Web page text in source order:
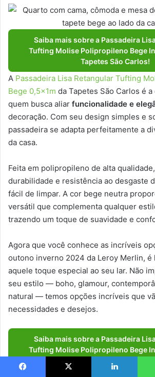
Saiba mais sobre a Passadeira
Tufting Molise Polipropileno Bege
Tapetes São Carlos!
A Passadeira Lisa Retangular Tufting
Bege 0,5x1m da Tapetes São Carlos é
quem busca aliar funcionalidade e
decoração. Com seu design simples e
passadeira se adapta perfeitamente a
da casa.
Feita em polipropileno de alta
durabilidade e resistência ao desgaste
fácil de limpar. A cor bege neutra
versátil que complementa qualquer
trazendo um toque de suavidade e
Agora que você conhece as incríveis
outono inverno 2024 da Leroy Merlin, é
aquele toque especial ao seu lar. Não
seu estilo — boho, glamour,
natural — temos opções incríveis que
necessidades e desejos.
Saiba mais sobre a Passadeira
Tufting Molise Polipropileno Bege